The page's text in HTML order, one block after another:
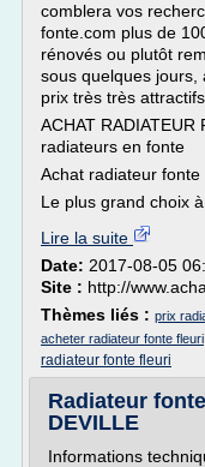
comblera vos
fonte.com plus de
rénovés ou plutôt
sous quelques jours,
prix très très
ACHAT
radiateurs en fonte
Achat radiateur fonte
Le plus grand choix
Lire la suite
Date: 2017-08-05
Site : http://
Thèmes liés : prix
acheter radiateur fonte fleuri
radiateur fonte fleuri
Radiateur
DEVILLE
Informations